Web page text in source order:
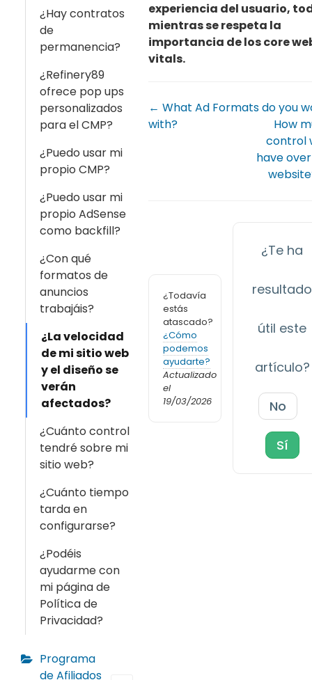
¿Hay contratos
de
permanencia?
¿Refinery89
ofrece pop ups
personalizados
para el CMP?
¿Puedo usar mi
propio CMP?
¿Puedo usar mi
propio AdSense
como backfill?
¿Con qué
formatos de
anuncios
trabajáis?
¿La velocidad
de mi sitio web
y el diseño se
verán
afectados?
¿Cuánto control
tendré sobre mi
sitio web?
¿Cuánto tiempo
tarda en
configurarse?
¿Podéis
ayudarme con
mi página de
Política de
Privacidad?
Programa
de Afiliados
experiencia del usuario,
mientras se respeta la
importancia de los core
vitals.
← What Ad Formats do you
with?
How
control
have
¿Todavía
estás
atascado?
¿Cómo
podemos
ayudarte?
Actualizado
el
19/03/2026
¿Te ha
resultado
útil este
artículo?
No
Sí